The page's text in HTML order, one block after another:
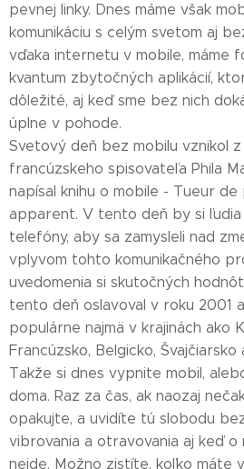
pevnej linky. Dnes máme však
komunikáciu s celým svetom aj
vďaka internetu v mobile, máme
kvantum zbytočných aplikácií,
dôležité, aj keď sme bez nich
úplne v pohode.
Svetový deň bez mobilu vznikol
francúzskeho spisovateľa Phila
napísal knihu o mobile - Tueur
apparent. V tento deň by si ľudia
telefóny, aby sa zamysleli nad
vplyvom tohto komunikačného
uvedomenia si skutočných
tento deň oslavoval v roku 2001
populárne najmä v krajinách ako
Francúzsko, Belgicko, Švajčiarsko
Takže si dnes vypnite mobil,
doma. Raz za čas, ak naozaj
opakujte, a uvidíte tú slobodu
vibrovania a otravovania aj keď o
nejde. Možno zistíte, koľko máte